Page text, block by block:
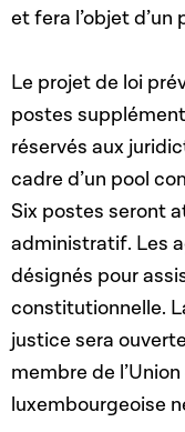
et fera l’objet d’un
Le projet de loi
postes
réservés aux
cadre d’un pool
Six postes seront
administratif. Les
désignés pour
constitutionnelle.
justice sera
membre de
luxembourgeoise